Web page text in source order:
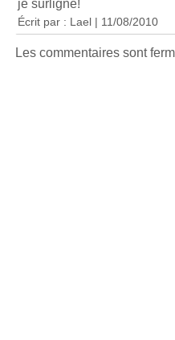
je surligne!
Écrit par : Lael | 11/08/2010
Les commentaires sont